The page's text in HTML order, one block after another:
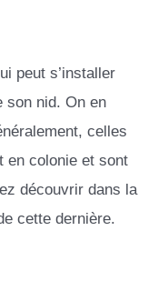
peut s’installer
son nid. On en
celles
en colonie et sont
découvrir dans la
cette dernière.